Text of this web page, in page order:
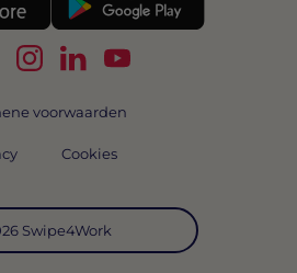
Swipe4Work op TikTok
Volg Swipe4Work op
Volg Swipe4Work op
Volg Swipe4Work
Swipe4Work
voorwaarden
Cookies